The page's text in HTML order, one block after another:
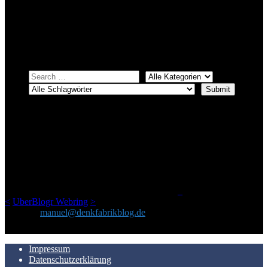
< UberBlogr Webring >
manuel@denkfabrikblog.de
Impressum
Datenschutzerklärung